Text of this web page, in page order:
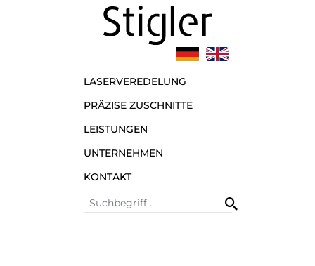
LASERVEREDELUNG
PRÄZISE ZUSCHNITTE
LEISTUNGEN
UNTERNEHMEN
KONTAKT